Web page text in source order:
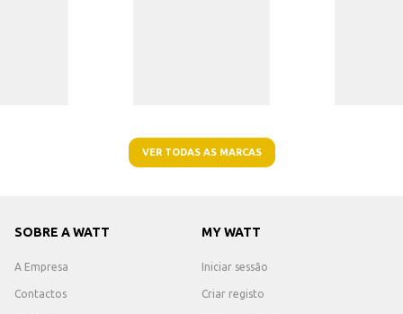
VER TODAS AS MARCAS
SOBRE A WATT
A Empresa
Contactos
MY WATT
Iniciar sessão
Criar registo